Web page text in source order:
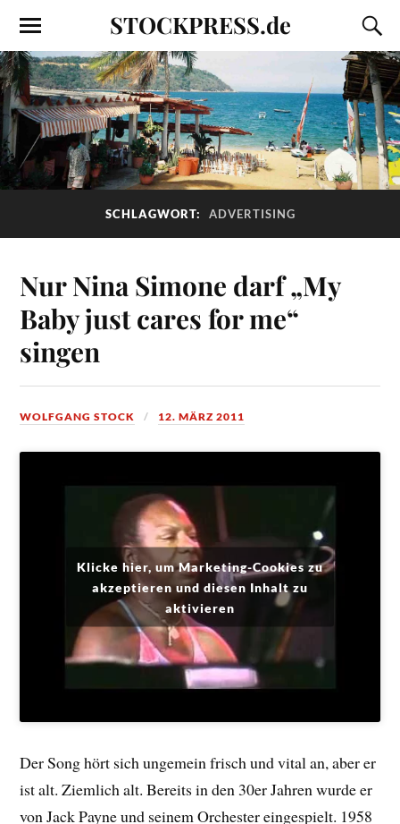
STOCKPRESS.de
SCHLAGWORT: ADVERTISING
Nur Nina Simone darf „My
Baby just cares for me“
singen
WOLFGANG STOCK 12. MÄRZ 2011
Klicke hier, um Marketing-Cookies zu
akzeptieren und diesen Inhalt zu
aktivieren
Der Song hört sich ungemein frisch und vital an, aber er
ist alt. Ziemlich alt. Bereits in den 30er Jahren wurde er
von Jack Payne und seinem Orchester eingespielt. 1958